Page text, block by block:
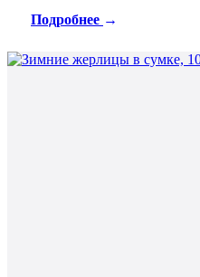
Подробнее →